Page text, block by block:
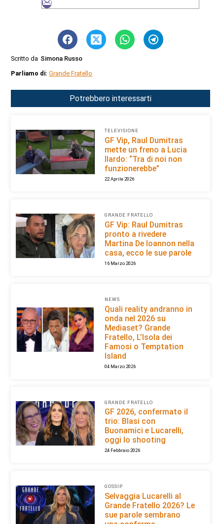
Scritto da Simona Russo
Parliamo di:Grande Fratello
Potrebbero interessarti
TELEVISIONE
GF Vip, Raul Dumitras
mette un freno a Lucia
Ilardo: “Tra di noi non
funzionerebbe”
22 Aprile 2026
GRANDE FRATELLO
GF Vip: Raul Dumitras
pronto a rivedere
Martina De Ioannon nella
casa, ecco le sue parole
16 Marzo 2026
NEWS
Quali reality andranno in
onda nel 2026 su
Mediaset? Grande
Fratello, L’Isola dei
Famosi o Temptation
Island
04 Marzo 2026
GRANDE FRATELLO
GF 2026, confermato il
trio: Blasi con
Buonamici e Lucarelli,
oggi lo shooting
24 Febbraio 2026
GOSSIP
Selvaggia Lucarelli al
Grande Fratello 2026? Le
sue parole sembrano